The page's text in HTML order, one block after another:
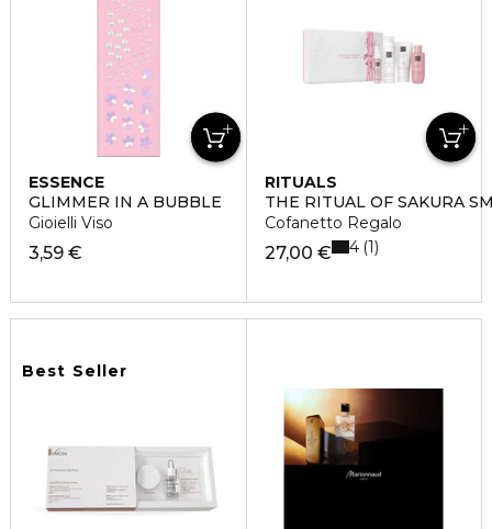
ESSENCE
GLIMMER IN A BUBBLE
Gioielli Viso
3,59 €
RITUALS
THE RITUAL OF SAKURA
Cofanetto Regalo
27,00 € 4 1
Best Seller